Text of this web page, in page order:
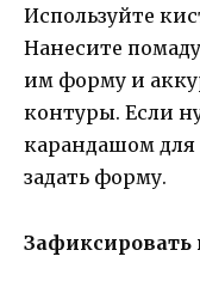
Используйте
Нанесите
им форму и
контуры. Если
карандашом для
задать форму.
Зафиксировать